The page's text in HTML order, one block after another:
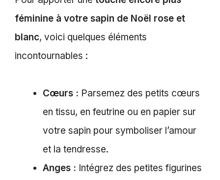
féminine à votre sapin de Noël rose et
blanc, voici quelques éléments
incontournables :
Cœurs : Parsemez des petits cœurs
en tissu, en feutrine ou en papier sur
votre sapin pour symboliser l’amour
et la tendresse.
Anges : Intégrez des petites figurines